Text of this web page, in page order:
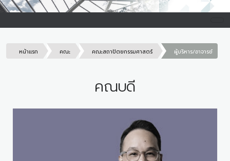
หน้าแรก คณะ คณะสถาปัตยกรรมศาสตร์ ผู้บริหาร/อาจารย์
คณบดี